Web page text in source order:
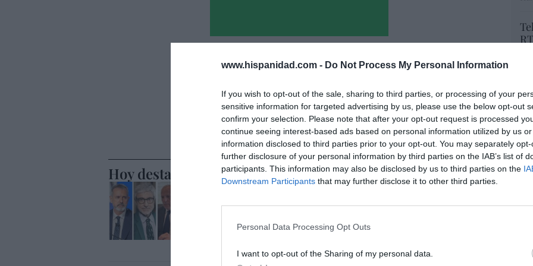
www.hispanidad.com - Do Not Process My Personal Information
If you wish to opt-out of the sale, sharing to third parties, or processing of your
sensitive information for targeted advertising by us, please use the below opt-out
confirm your selection. Please note that after your opt-out request is processed
continue seeing interest-based ads based on personal information utilized by us
information disclosed to third parties prior to your opt-out. You may separately
further disclosure of your personal information by third parties on the IAB’s list of
participants. This information may also be disclosed by us to third parties on the
Downstream Participants that may further disclose it to other third parties.
Personal Data Processing Opt Outs
I want to opt-out of the Sharing of my personal data.
Hoy destacamos
ECONOMÍA
Goñi reivindica la Presidencia
tu